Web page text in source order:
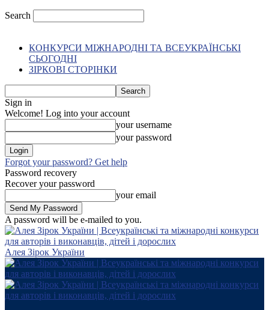
Search
КОНКУРСИ МІЖНАРОДНІ ТА ВСЕУКРАЇНСЬКІ
СЬОГОДНІ
ЗІРКОВІ СТОРІНКИ
Sign in
Welcome! Log into your account
your username
your password
Forgot your password? Get help
Password recovery
Recover your password
your email
A password will be e-mailed to you.
Алея Зірок України